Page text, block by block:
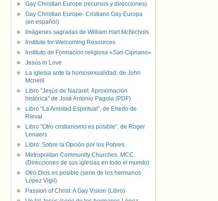
Gay Christian Europe (recursos y direcciones)
Gay Christian Europe- Cristiano Gay Europa
(en español)
Imágenes sagradas de William Hart McNichols
Institute for Welcoming Resources
Instituto de Formación religiosa «San Cipriano»
Jesús in Love
La iglesia ante la homosexualidad, de John
Mcneill
Libro "Jesús de Nazaret. Aproximación
histórica" de José Antonio Pagola (PDF)
Libro "La Amistad Espiritual", de Elredo de
Rieval.
Libro "Otro cristianismo es posible", de Roger
Lenaers
Libro: Sobre la Opción por los Pobres.
Metropolitan Community Churches. MCC.
(Direcciones de sus iglesias en todo el mundo)
Otro Dios es posible (serie de los hermanos
López Vigil)
Passion of Christ: A Gay Vision (Libro)